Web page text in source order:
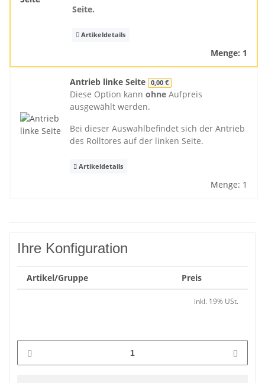
Seite.
Artikeldetails
Menge: 1
Antrieb linke Seite 0,00 €
Diese Option kann ohneAufpreis
ausgewählt werden.
Bei dieser Auswahlbefindet sich der Antrieb
des Rolltores auf der linken Seite.
Artikeldetails
Menge: 1
Ihre Konfiguration
Artikel/Gruppe Preis
inkl. 19% USt.